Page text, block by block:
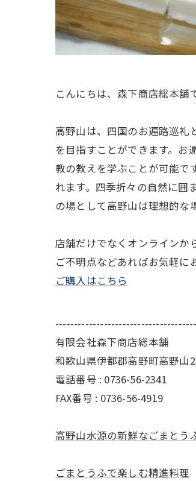
こんにちは、森下商店総本舗
高野山は、四国のお遍路巡礼
を目指すことができます。お
教の教えを学ぶことが可能で
れます。四季折々の自然に囲
の場として高野山は理想的な
店舗だけでなくオンラインか
ご不明点などあればお気軽に
ご購入はこちら
有限会社森下商店総本舗
和歌山県伊都郡高野町高野山
電話番号 : 0736-56-2341
FAX番号 : 0736-56-4919
高野山水源の新鮮なごまとう
ごまとうふで楽しむ精進料理